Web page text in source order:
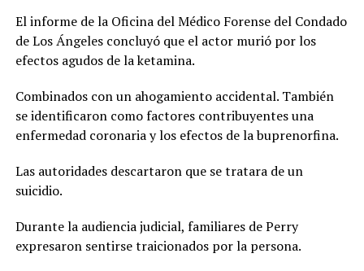
El informe de la Oficina del Médico Forense del Condado
de Los Ángeles concluyó que el actor murió por los
efectos agudos de la ketamina.
Combinados con un ahogamiento accidental. También
se identificaron como factores contribuyentes una
enfermedad coronaria y los efectos de la buprenorfina.
Las autoridades descartaron que se tratara de un
suicidio.
Durante la audiencia judicial, familiares de Perry
expresaron sentirse traicionados por la persona.